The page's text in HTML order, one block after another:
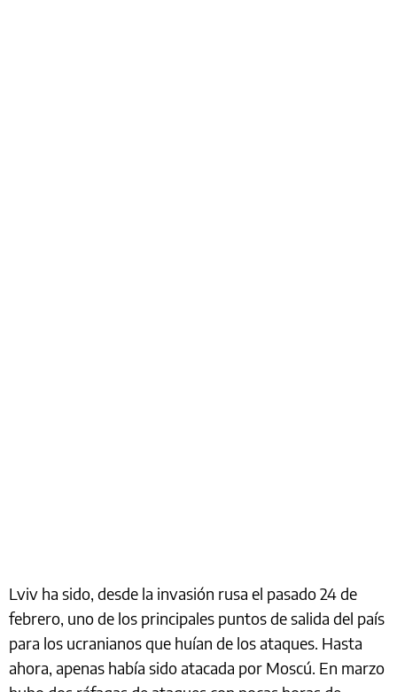
Lviv ha sido, desde la invasión rusa el pasado 24 de
febrero, uno de los principales puntos de salida del país
para los ucranianos que huían de los ataques. Hasta
ahora, apenas había sido atacada por Moscú. En marzo